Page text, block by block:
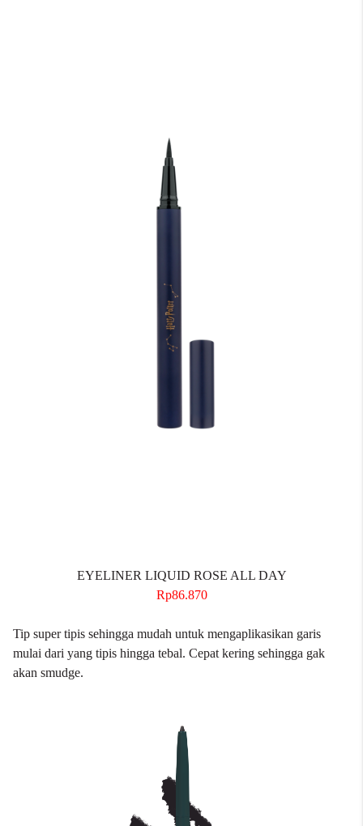
EYELINER LIQUID ROSE ALL DAY
Rp86.870
Tip super tipis sehingga mudah untuk mengaplikasikan garis
mulai dari yang tipis hingga tebal. Cepat kering sehingga gak
akan smudge.